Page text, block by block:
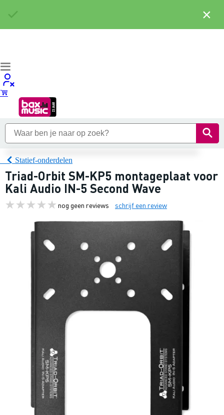
Statief-onderdelen
Triad-Orbit SM-KP5 montageplaat voor
Kali Audio IN-5 Second Wave
nog geen reviews schrijf een review
×